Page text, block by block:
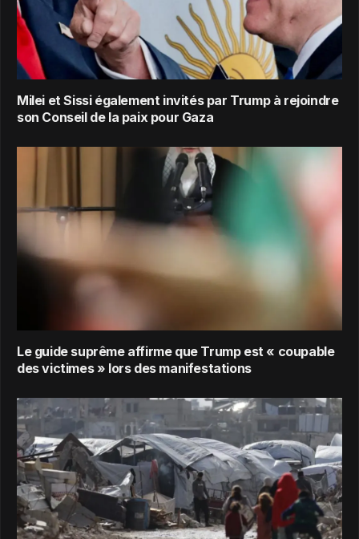
Milei et Sissi également invités par Trump à rejoindre
son Conseil de la paix pour Gaza
Le guide suprême affirme que Trump est « coupable
des victimes » lors des manifestations